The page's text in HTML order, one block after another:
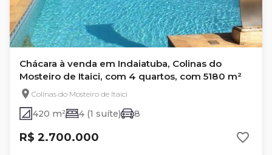
Chácara à venda em Indaiatuba, Colinas do
Mosteiro de Itaici, com 4 quartos, com 5180 m²
Colinas do Mosteiro de Itaici
420 m² 4 (1 suíte) 8
R$ 2.700.000